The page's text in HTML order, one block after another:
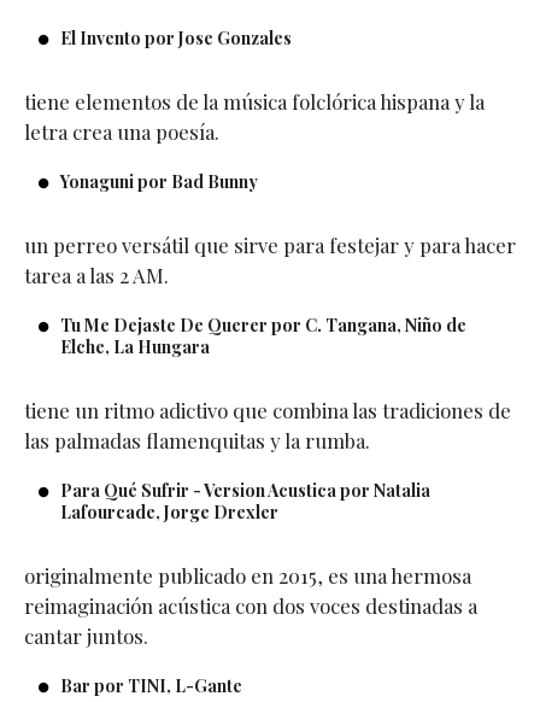
El Invento por Jose Gonzales
tiene elementos de la música folclórica hispana y la
letra crea una poesía.
Yonaguni por Bad Bunny
un perreo versátil que sirve para festejar y para hacer
tarea a las 2 AM.
Tu Me Dejaste De Querer por C. Tangana, Niño de
Elche, La Hungara
tiene un ritmo adictivo que combina las tradiciones de
las palmadas flamenquitas y la rumba.
Para Qué Sufrir - Version Acustica por Natalia
Lafourcade, Jorge Drexler
originalmente publicado en 2015, es una hermosa
reimaginación acústica con dos voces destinadas a
cantar juntos.
Bar por TINI, L-Gante